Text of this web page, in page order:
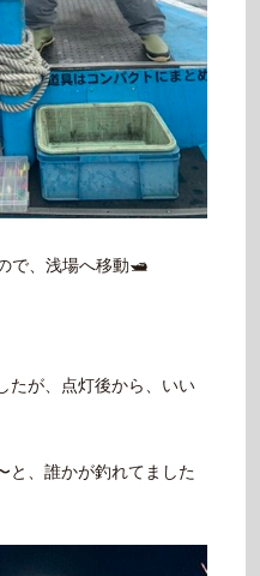
で、浅場へ移動🛥
たが、点灯後から、いい
と、誰かが釣れてました